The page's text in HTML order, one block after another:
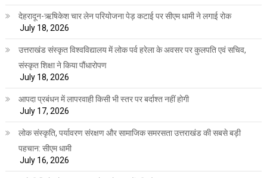
देहरादून-ऋषिकेश चार लेन परियोजना पेड़ कटाई पर सीएम धामी ने लगाई रोक
July 18, 2026
उत्तराखंड संस्कृत विश्वविद्यालय में लोक पर्व हरेला के अवसर पर कुलपति एवं सचिव,
संस्कृत शिक्षा ने किया पौंधारोपण
July 18, 2026
आपदा प्रबंधन में लापरवाही किसी भी स्तर पर बर्दाश्त नहीं होगी
July 17, 2026
लोक संस्कृति, पर्यावरण संरक्षण और सामाजिक समरसता उत्तराखंड की सबसे बड़ी
पहचान: सीएम धामी
July 16, 2026